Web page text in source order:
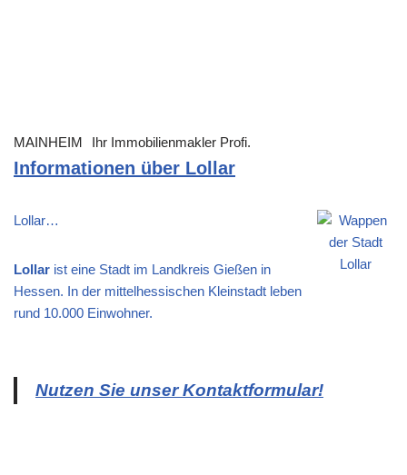
MAINHEIM Ihr Immobilienmakler Profi.
Informationen über Lollar
Lollar…
Lollar ist eine Stadt im Landkreis Gießen in
Hessen. In der mittelhessischen Kleinstadt leben
rund 10.000 Einwohner.
Nutzen Sie unser Kontaktformular!